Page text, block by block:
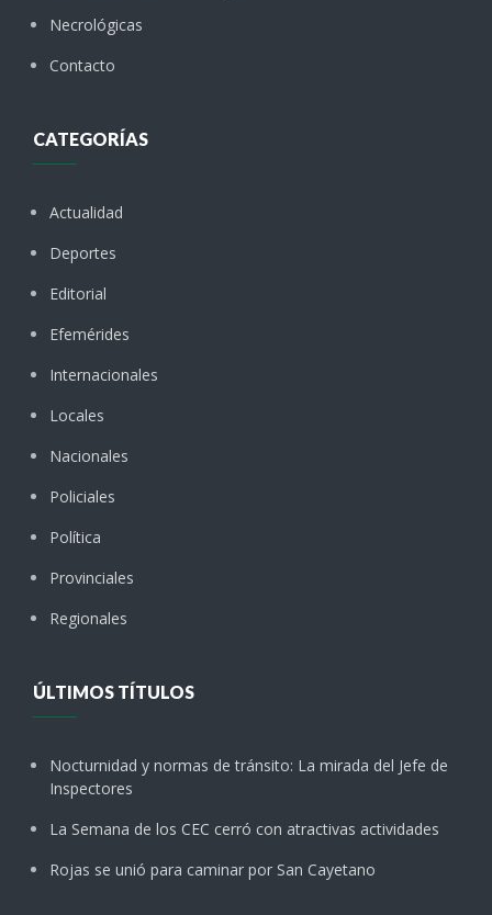
Necrológicas
Contacto
CATEGORÍAS
Actualidad
Deportes
Editorial
Efemérides
Internacionales
Locales
Nacionales
Policiales
Política
Provinciales
Regionales
ÚLTIMOS TÍTULOS
Nocturnidad y normas de tránsito: La mirada del Jefe de
Inspectores
La Semana de los CEC cerró con atractivas actividades
Rojas se unió para caminar por San Cayetano